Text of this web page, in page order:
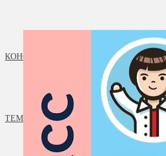
КОНСТРУКТОР ФОРМУЛ
ТЕМЫ УРОКОВ